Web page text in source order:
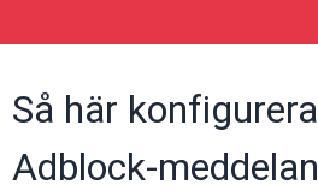
Så här
Adblock-